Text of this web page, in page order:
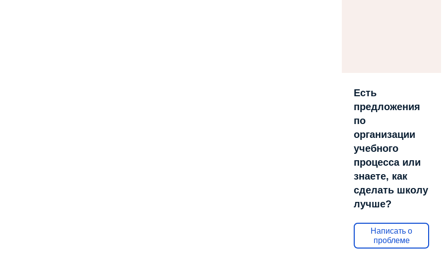
Есть
предложения
по
организации
учебного
процесса или
знаете, как
сделать школу
лучше?
Написать о
проблеме